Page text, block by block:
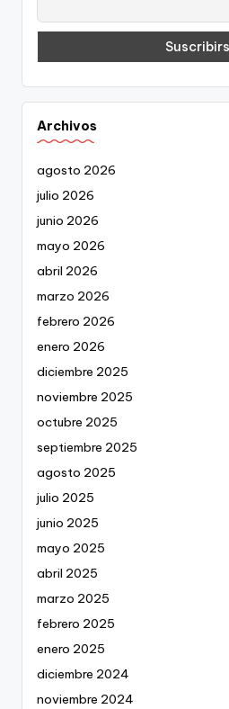
Archivos
agosto 2026
julio 2026
junio 2026
mayo 2026
abril 2026
marzo 2026
febrero 2026
enero 2026
diciembre 2025
noviembre 2025
octubre 2025
septiembre 2025
agosto 2025
julio 2025
junio 2025
mayo 2025
abril 2025
marzo 2025
febrero 2025
enero 2025
diciembre 2024
noviembre 2024